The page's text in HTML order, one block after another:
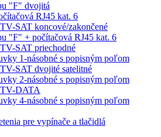
"F" dvojitá
RJ45 kat. 6
SAT koncové/zakončené
"F" + počítačová RJ45 kat. 6
SAT priechodné
1-násobné s popisným poľom
SAT dvojité satelitné
2-násobné s popisným poľom
DATA
4-násobné s popisným poľom
pre vypínače a tlačidlá